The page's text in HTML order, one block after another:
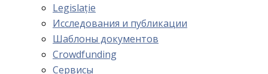
Legislație
Исследования и публикации
Шаблоны документов
Crowdfunding
Сервисы